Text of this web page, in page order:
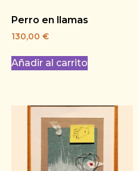
Perro en llamas
130,00 €
Añadir al carrito